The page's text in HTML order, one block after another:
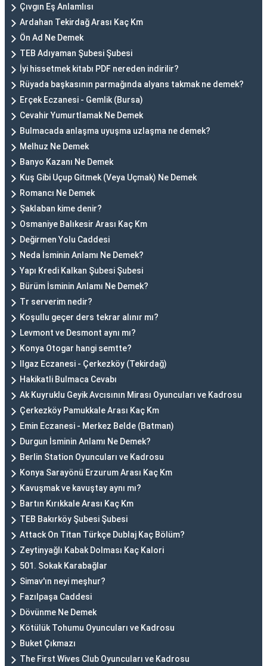
Çıvgın Eş Anlamlısı
Ardahan Tekirdağ Arası Kaç Km
Ön Ad Ne Demek
TEB Adıyaman Şubesi Şubesi
İyi hissetmek kitabı PDF nereden indirilir?
Rüyada başkasının parmağında alyans takmak ne demek?
Erçek Eczanesi - Gemlik (Bursa)
Cevahir Yumurtlamak Ne Demek
Bulmacada anlaşma uyuşma uzlaşma ne demek?
Melhuz Ne Demek
Banyo Kazanı Ne Demek
Kuş Gibi Uçup Gitmek (Veya Uçmak) Ne Demek
Romancı Ne Demek
Şaklaban kime denir?
Osmaniye Balıkesir Arası Kaç Km
Değirmen Yolu Caddesi
Neda İsminin Anlamı Ne Demek?
Yapı Kredi Kalkan Şubesi Şubesi
Bürüm İsminin Anlamı Ne Demek?
Tr serverim nedir?
Koşullu geçer ders tekrar alınır mı?
Levmont ve Desmont aynı mı?
Konya Otogar hangi semtte?
Ilgaz Eczanesi - Çerkezköy (Tekirdağ)
Hakikatli Bulmaca Cevabı
Ak Kuyruklu Geyik Avcısının Mirası Oyuncuları ve Kadrosu
Çerkezköy Pamukkale Arası Kaç Km
Emin Eczanesi - Merkez Belde (Batman)
Durgun İsminin Anlamı Ne Demek?
Berlin Station Oyuncuları ve Kadrosu
Konya Sarayönü Erzurum Arası Kaç Km
Kavuşmak ve kavuştay aynı mı?
Bartın Kırıkkale Arası Kaç Km
TEB Bakırköy Şubesi Şubesi
Attack On Titan Türkçe Dublaj Kaç Bölüm?
Zeytinyağlı Kabak Dolması Kaç Kalori
501. Sokak Karabağlar
Simav'ın neyi meşhur?
Fazılpaşa Caddesi
Dövünme Ne Demek
Kötülük Tohumu Oyuncuları ve Kadrosu
Buket Çıkmazı
The First Wives Club Oyuncuları ve Kadrosu